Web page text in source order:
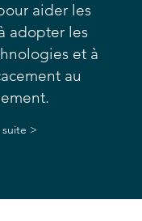
aider les
adopter les
et à
au
suite >